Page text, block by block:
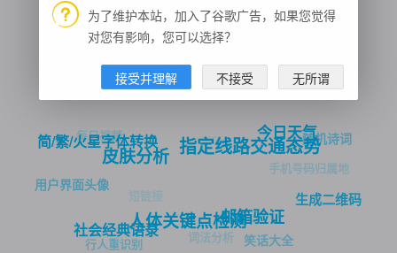
社会经典语录人体关键点检测
皮肤分析
简/繁/火星字体转换
用户界面头像
行人重识别
邮箱验证
指定线路交通态势
驾照主页识别
百度云盘提取码
每日视频
短链接
词法分析 笑话大全
生成二维码
今日天气
音悦tai搜索
道路实时路况查询
老黄历
人脸活体检测
360ip
手机号码归属地
随机诗词
通用图片搜索
菜品识别
银行卡识别
为了维护本站，加入了谷歌广告，如果您觉得
对您有影响，您可以选择？
接受并理解 不接受 无所谓